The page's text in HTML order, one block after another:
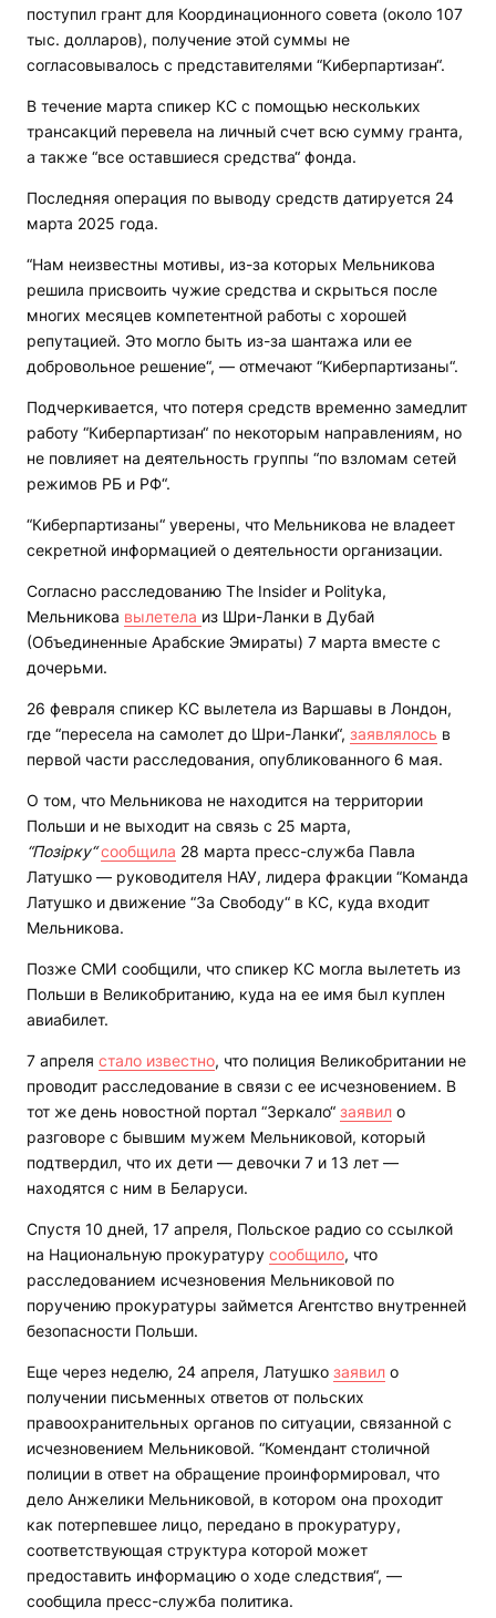
поступил грант для Координационного совета (около 107
тыс. долларов), получение этой суммы не
согласовывалось с представителями “Киберпартизан“.
В течение марта спикер КС с помощью нескольких
трансакций перевела на личный счет всю сумму гранта,
а также “все оставшиеся средства“ фонда.
Последняя операция по выводу средств датируется 24
марта 2025 года.
“Нам неизвестны мотивы, из-за которых Мельникова
решила присвоить чужие средства и скрыться после
многих месяцев компетентной работы с хорошей
репутацией. Это могло быть из-за шантажа или ее
добровольное решение“, — отмечают “Киберпартизаны“.
Подчеркивается, что потеря средств временно замедлит
работу “Киберпартизан“ по некоторым направлениям, но
не повлияет на деятельность группы “по взломам сетей
режимов РБ и РФ“.
“Киберпартизаны“ уверены, что Мельникова не владеет
секретной информацией о деятельности организации.
Согласно расследованию The Insider и Polityka,
Мельникова вылетела из Шри-Ланки в Дубай
(Объединенные Арабские Эмираты) 7 марта вместе с
дочерьми.
26 февраля спикер КС вылетела из Варшавы в Лондон,
где “пересела на самолет до Шри-Ланки“, заявлялось в
первой части расследования, опубликованного 6 мая.
О том, что Мельникова не находится на территории
Польши и не выходит на связь с 25 марта,
“Позірку“ сообщила 28 марта пресс-служба Павла
Латушко — руководителя НАУ, лидера фракции “Команда
Латушко и движение “За Свободу“ в КС, куда входит
Мельникова.
Позже СМИ сообщили, что спикер КС могла вылететь из
Польши в Великобританию, куда на ее имя был куплен
авиабилет.
7 апреля стало известно, что полиция Великобритании не
проводит расследование в связи с ее исчезновением. В
тот же день новостной портал “Зеркало“ заявил о
разговоре с бывшим мужем Мельниковой, который
подтвердил, что их дети — девочки 7 и 13 лет —
находятся с ним в Беларуси.
Спустя 10 дней, 17 апреля, Польское радио со ссылкой
на Национальную прокуратуру сообщило, что
расследованием исчезновения Мельниковой по
поручению прокуратуры займется Агентство внутренней
безопасности Польши.
Еще через неделю, 24 апреля, Латушко заявил о
получении письменных ответов от польских
правоохранительных органов по ситуации, связанной с
исчезновением Мельниковой. “Комендант столичной
полиции в ответ на обращение проинформировал, что
дело Анжелики Мельниковой, в котором она проходит
как потерпевшее лицо, передано в прокуратуру,
соответствующая структура которой может
предоставить информацию о ходе следствия“, —
сообщила пресс-служба политика.